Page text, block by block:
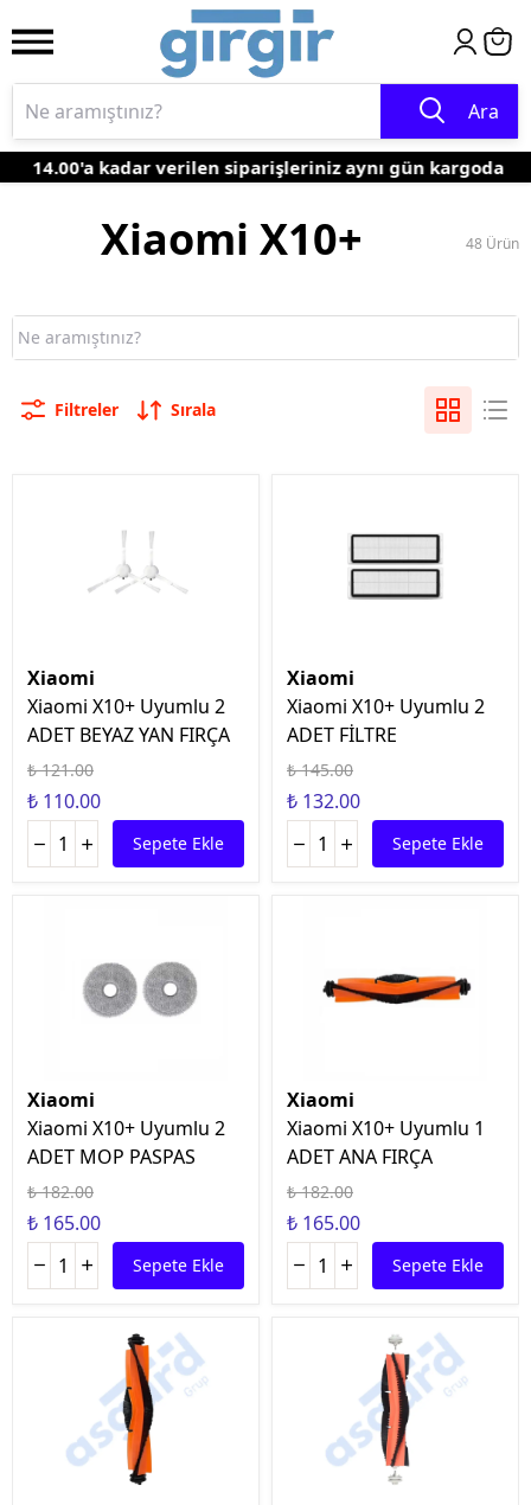
Ara
14.00'a kadar verilen siparişleriniz aynı gün kargoda
Xiaomi X10+ 48 Ürün
Filtreler Sırala
Xiaomi
Xiaomi X10+ Uyumlu 2
ADET BEYAZ YAN FIRÇA
₺ 121.00
₺ 110.00
Sepete Ekle
Xiaomi
Xiaomi X10+ Uyumlu 2
ADET FİLTRE
₺ 145.00
₺ 132.00
Sepete Ekle
Xiaomi
Xiaomi X10+ Uyumlu 2
ADET MOP PASPAS
₺ 182.00
₺ 165.00
Sepete Ekle
Xiaomi
Xiaomi X10+ Uyumlu 1
ADET ANA FIRÇA
₺ 182.00
₺ 165.00
Sepete Ekle